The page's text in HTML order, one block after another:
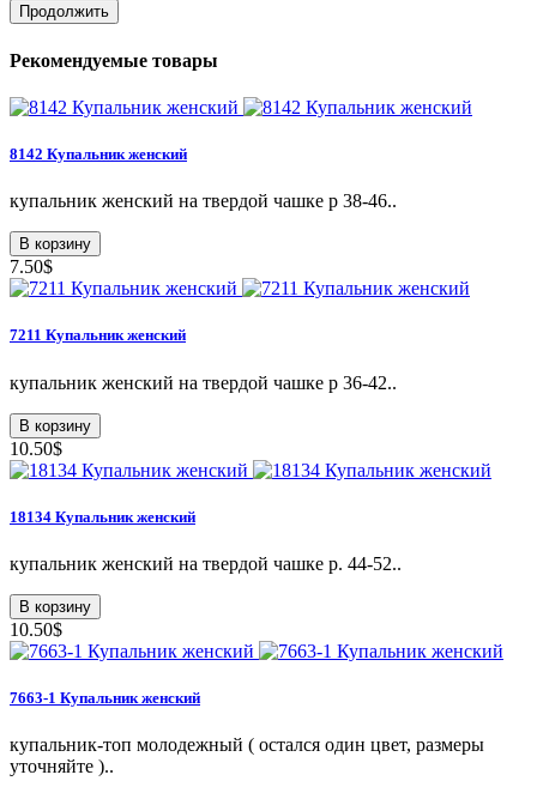
Продолжить
Рекомендуемые товары
8142 Купальник женский
купальник женский на твердой чашке р 38-46..
В корзину
7.50$
7211 Купальник женский
купальник женский на твердой чашке р 36-42..
В корзину
10.50$
18134 Купальник женский
купальник женский на твердой чашке р. 44-52..
В корзину
10.50$
7663-1 Купальник женский
купальник-топ молодежный ( остался один цвет, размеры
уточняйте )..